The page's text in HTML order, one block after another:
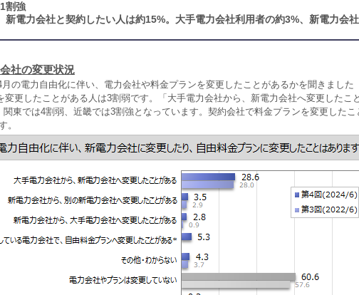
割強
新電力会社と契約したい人は約15%。大手電力会社利用者の約3%、新電力会
社の変更状況
月の電力自由化に伴い、電力会社や料金プランを変更したことがあるかを聞きました
変更したことがある人は3割弱です。「大手電力会社から、新電力会社へ変更したこ
関東では4割弱、近畿では3割強となっています。契約会社で料金プランを変更したこ
。